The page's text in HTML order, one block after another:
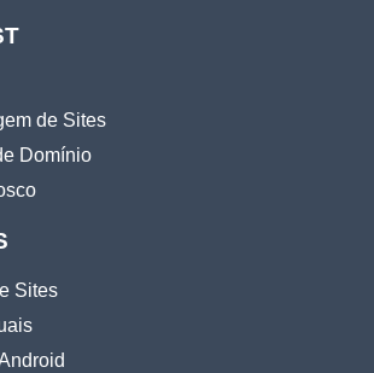
de Sites
Domínio
Sites